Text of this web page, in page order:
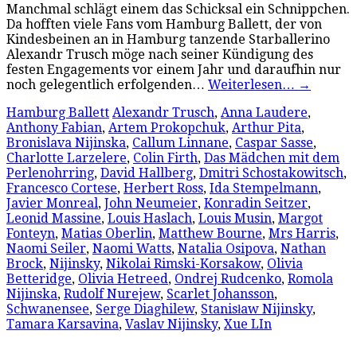
Manchmal schlägt einem das Schicksal ein Schnippchen.
Da hofften viele Fans vom Hamburg Ballett, der von
Kindesbeinen an in Hamburg tanzende Starballerino
Alexandr Trusch möge nach seiner Kündigung des
festen Engagements vor einem Jahr und daraufhin nur
noch gelegentlich erfolgenden… Weiterlesen… →
Hamburg Ballett Alexandr Trusch, Anna Laudere,
Anthony Fabian, Artem Prokopchuk, Arthur Pita,
Bronislava Nijinska, Callum Linnane, Caspar Sasse,
Charlotte Larzelere, Colin Firth, Das Mädchen mit dem
Perlenohrring, David Hallberg, Dmitri Schostakowitsch,
Francesco Cortese, Herbert Ross, Ida Stempelmann,
Javier Monreal, John Neumeier, Konradin Seitzer,
Leonid Massine, Louis Haslach, Louis Musin, Margot
Fonteyn, Matias Oberlin, Matthew Bourne, Mrs Harris,
Naomi Seiler, Naomi Watts, Natalia Osipova, Nathan
Brock, Nijinsky, Nikolai Rimski-Korsakow, Olivia
Betteridge, Olivia Hetreed, Ondrej Rudcenko, Romola
Nijinska, Rudolf Nurejew, Scarlet Johansson,
Schwanensee, Serge Diaghilew, Stanisław Nijinsky,
Tamara Karsavina, Vaslav Nijinsky, Xue LIn